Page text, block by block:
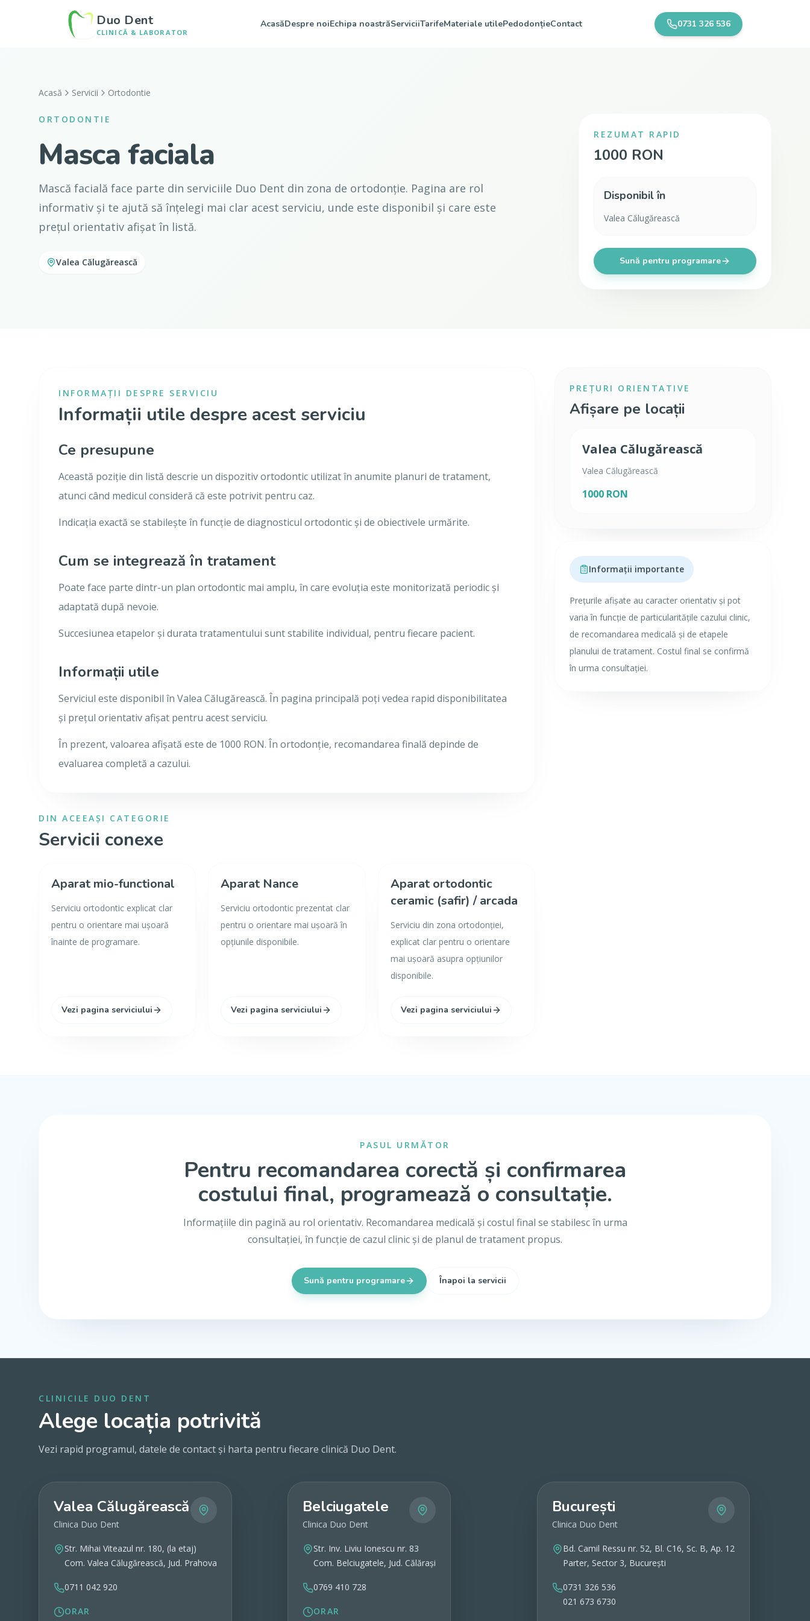
Duo Dent
CLINICĂ & LABORATOR
AcasăDespre noiEchipa noastrăServiciiTarifeMateriale utilePedodonțieContact 0731 326 536
Acasă Servicii Ortodontie
ORTODONTIE
Masca faciala
Mască facială face parte din serviciile Duo Dent din zona de ortodonție. Pagina are rol
informativ și te ajută să înțelegi mai clar acest serviciu, unde este disponibil și care este
prețul orientativ afișat în listă.
Valea Călugărească
REZUMAT RAPID
1000 RON
Disponibil în
Valea Călugărească
Sună pentru programare
INFORMAȚII DESPRE SERVICIU
Informații utile despre acest serviciu
Ce presupune
Această poziție din listă descrie un dispozitiv ortodontic utilizat în anumite planuri de tratament,
atunci când medicul consideră că este potrivit pentru caz.
Indicația exactă se stabilește în funcție de diagnosticul ortodontic și de obiectivele urmărite.
Cum se integrează în tratament
Poate face parte dintr-un plan ortodontic mai amplu, în care evoluția este monitorizată periodic și
adaptată după nevoie.
Succesiunea etapelor și durata tratamentului sunt stabilite individual, pentru fiecare pacient.
Informații utile
Serviciul este disponibil în Valea Călugărească. În pagina principală poți vedea rapid disponibilitatea
și prețul orientativ afișat pentru acest serviciu.
În prezent, valoarea afișată este de 1000 RON. În ortodonție, recomandarea finală depinde de
evaluarea completă a cazului.
DIN ACEEAȘI CATEGORIE
Servicii conexe
Aparat mio-functional
Serviciu ortodontic explicat clar
pentru o orientare mai ușoară
înainte de programare.
Vezi pagina serviciului
Aparat Nance
Serviciu ortodontic prezentat clar
pentru o orientare mai ușoară în
opțiunile disponibile.
Vezi pagina serviciului
Aparat ortodontic
ceramic (safir) / arcada
Serviciu din zona ortodonției,
explicat clar pentru o orientare
mai ușoară asupra opțiunilor
disponibile.
Vezi pagina serviciului
PREȚURI ORIENTATIVE
Afișare pe locații
Valea Călugărească
Valea Călugărească
1000 RON
Informații importante
Prețurile afișate au caracter orientativ și pot
varia în funcție de particularitățile cazului clinic,
de recomandarea medicală și de etapele
planului de tratament. Costul final se confirmă
în urma consultației.
PASUL URMĂTOR
Pentru recomandarea corectă și confirmarea
costului final, programează o consultație.
Informațiile din pagină au rol orientativ. Recomandarea medicală și costul final se stabilesc în urma
consultației, în funcție de cazul clinic și de planul de tratament propus.
Sună pentru programare Înapoi la servicii
CLINICILE DUO DENT
Alege locația potrivită
Vezi rapid programul, datele de contact și harta pentru fiecare clinică Duo Dent.
Valea Călugărească
Clinica Duo Dent
Str. Mihai Viteazul nr. 180, (la etaj)
Com. Valea Călugărească, Jud. Prahova
0711 042 920
ORAR
Belciugatele
Clinica Duo Dent
Str. Inv. Liviu Ionescu nr. 83
Com. Belciugatele, Jud. Călărași
0769 410 728
ORAR
București
Clinica Duo Dent
Bd. Camil Ressu nr. 52, Bl. C16, Sc. B, Ap. 12
Parter, Sector 3, București
0731 326 536
021 673 6730